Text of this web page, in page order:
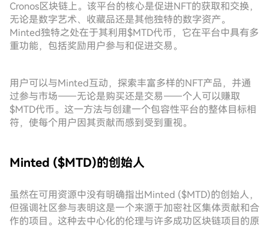
Cronos区块链上。该平台的核心是促进NFT的获取和交换，
无论是数字艺术、收藏品还是其他独特的数字资产。
Minted独特之处在于其利用$MTD代币，它在平台中具有多
重功能，包括奖励用户参与和促进交易。
用户可以与Minted互动，探索丰富多样的NFT产品，并通
过参与市场——无论是购买还是交易——个人可以赚取
$MTD代币。这一方法与创建一个包容性平台的整体目标相
符，使每个用户因其贡献而感到受到重视。
Minted ($MTD)的创始人
虽然在可用资源中没有明确指出Minted ($MTD)的创始人，
但强调社区参与表明这是一个来源于加密社区集体贡献和合
作的项目。这种去中心化的伦理与许多成功区块链项目的原